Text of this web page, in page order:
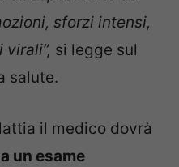
sforzi intensi,
si legge sul
salute.
il medico dovrà
un esame